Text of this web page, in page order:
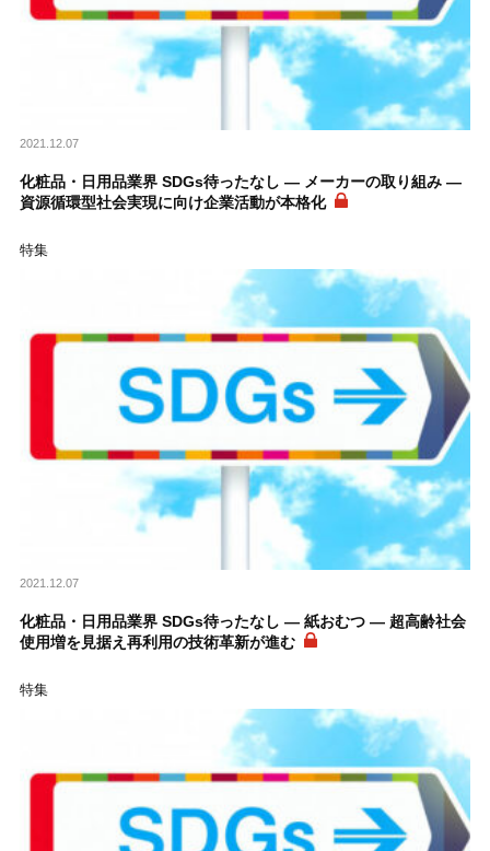
2021.12.07
化粧品・日用品業界 SDGs待ったなし ― メーカーの取り組み ―
資源循環型社会実現に向け企業活動が本格化
特集
2021.12.07
化粧品・日用品業界 SDGs待ったなし ― 紙おむつ ― 超高齢社会
使用増を見据え再利用の技術革新が進む
特集